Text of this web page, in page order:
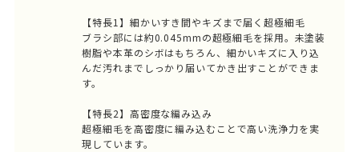
【特長1】細かいすき間やキズまで届く超極細毛
ブラシ部には約0.045mmの超極細毛を採用。未塗装
樹脂や本革のシボはもちろん、細かいキズに入り込
んだ汚れまでしっかり届いてかき出すことができま
す。
【特長2】高密度な編み込み
超極細毛を高密度に編み込むことで高い洗浄力を実
現しています。